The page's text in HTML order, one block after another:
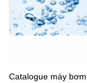
Catalogue máy